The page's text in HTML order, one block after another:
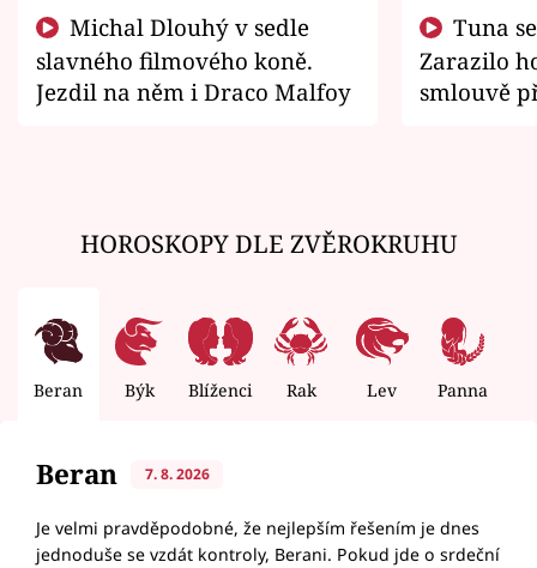
slavného filmového koně.
Jezdil na něm i Draco Malfoy
Zarazilo
smlouvě
HOROSKOPY DLE ZVĚROKRUHU
Beran Býk Blíženci Rak Lev Panna
Beran 7. 8. 2026
Je velmi pravděpodobné, že nejlepším řešením je dnes
jednoduše se vzdát kontroly, Berani. Pokud jde o srdeční